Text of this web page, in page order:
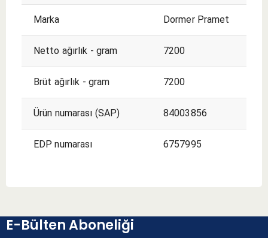
Marka Dormer Pramet
Netto ağırlık - gram 7200
Brüt ağırlık - gram 7200
Ürün numarası (SAP) 84003856
EDP numarası 6757995
E-Bülten Aboneliği